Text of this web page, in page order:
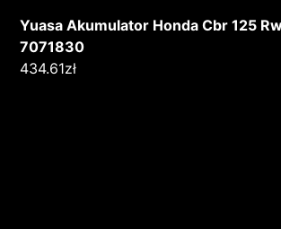
Yuasa Akumulator Honda Cbr 125
7071830
434.61zł